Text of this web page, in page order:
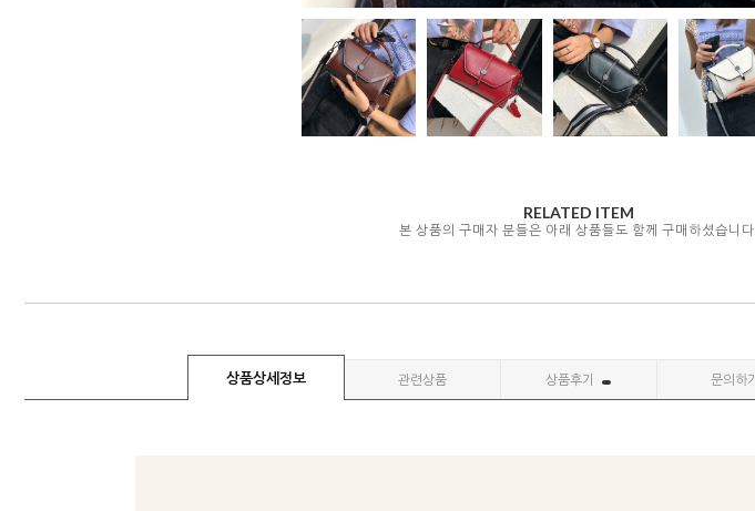
RELATED ITEM
본 상품의 구매자 분들은 아래 상품들도 함께 구매하셨습니다.
상품상세정보 관련상품 상품후기 문의하기